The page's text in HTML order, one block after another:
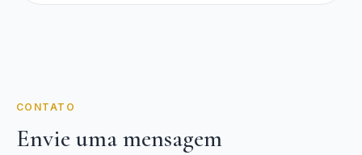
CONTATO
Envie uma mensagem